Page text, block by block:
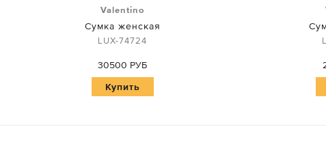
Valentino
Сумка женская
LUX-74724
30500 РУБ
Купить